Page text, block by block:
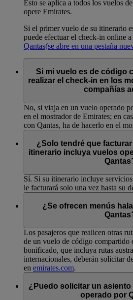
Esto se aplica a todos los vuelos
opere Emirates.
Si el primer vuelo de su itinerario
puede efectuar el check-in online
Qantas(se abre en una pestaña
Si mi vuelo es de código
realizar el check-in en los
compañías
No, si viaja en un vuelo operado
en el mostrador de Emirates; en
con Qantas, ha de hacerlo en el
¿Solo tendré que
itinerario incluya vuelos
Sí. Si su itinerario incluye
le facturará solo una vez hasta su
¿Se ofrecen menús
Los pasajeros que realicen otras
de un vuelo de código compartido
bonificado, que incluya rutas
internacionales, deberán solicitar
en emirates.com.
¿Puedo solicitar un
operado por